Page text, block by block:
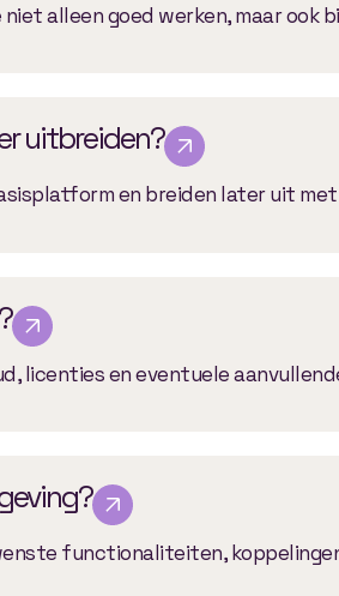
alleen goed werken, maar ook
uitbreiden?
en breiden later uit
licenties en eventuele
functionaliteiten,